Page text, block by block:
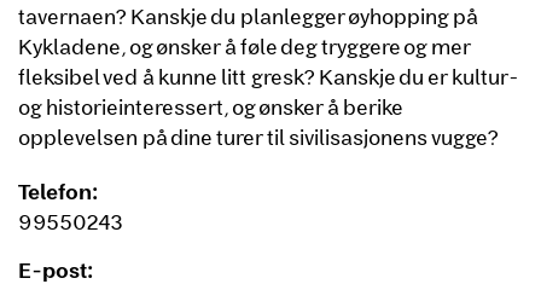
tavernaen? Kanskje du planlegger øyhopping på
Kykladene, og ønsker å føle deg tryggere og mer
fleksibel ved å kunne litt gresk? Kanskje du er kultur-
og historieinteressert, og ønsker å berike
opplevelsen på dine turer til sivilisasjonens vugge?
Telefon:
99550243
E-post: